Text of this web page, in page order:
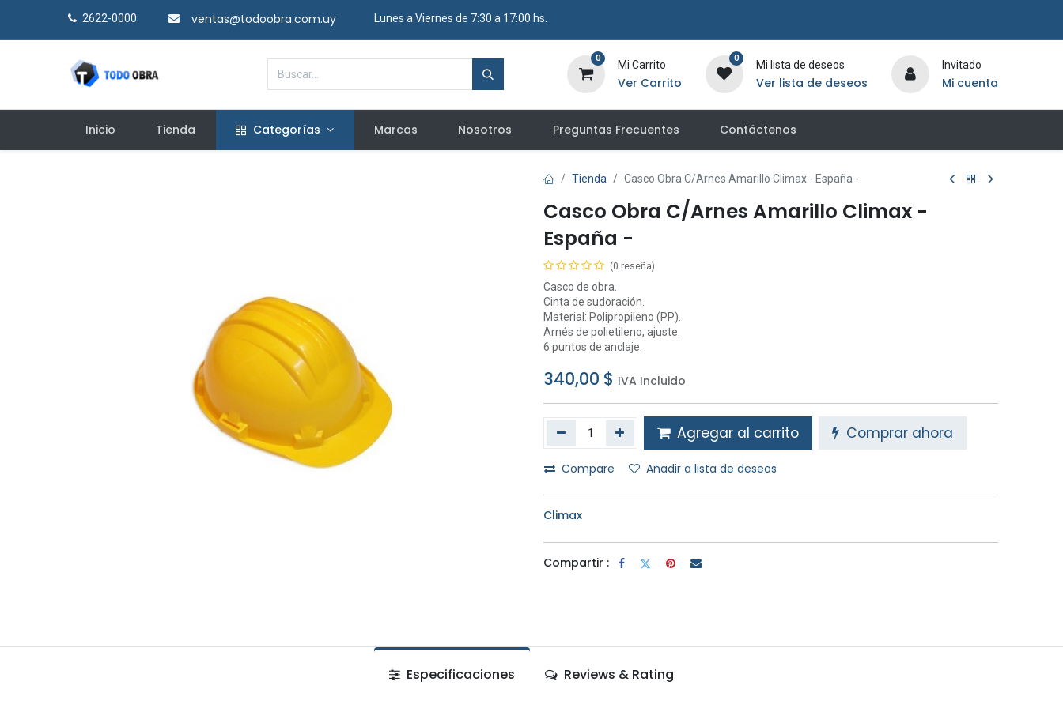
2622-0000​ ventas@todoobra.com.uy ​ Lunes a Viernes de 7:30 a 17:00 hs.
0
Mi Carrito
Ver Carrito
0
Mi lista de deseos
Ver lista de deseos
Invitado
Mi cuenta
Inicio Tienda Categorías Marcas Nosotros Preguntas Frecuentes Contáctenos
Tienda Casco Obra C/Arnes Amarillo Climax - España -
Casco Obra C/Arnes Amarillo Climax -
España -
(0 reseña)
Casco de obra.
Cinta de sudoración.
Material: Polipropileno (PP).
Arnés de polietileno, ajuste.
6 puntos de anclaje.
340,00 $ IVA Incluido
Agregar al carrito Comprar ahora
Compare Añadir a lista de deseos
Climax
Compartir :
Especificaciones Reviews & Rating